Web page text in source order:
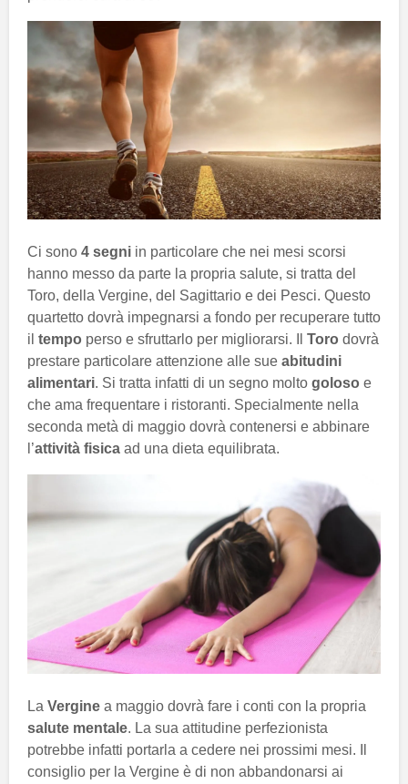
Ci sono 4 segni in particolare che nei mesi scorsi
hanno messo da parte la propria salute, si tratta del
Toro, della Vergine, del Sagittario e dei Pesci. Questo
quartetto dovrà impegnarsi a fondo per recuperare tutto
il tempo perso e sfruttarlo per migliorarsi. Il Toro dovrà
prestare particolare attenzione alle sue abitudini
alimentari. Si tratta infatti di un segno molto goloso e
che ama frequentare i ristoranti. Specialmente nella
seconda metà di maggio dovrà contenersi e abbinare
l’attività fisica ad una dieta equilibrata.
La Vergine a maggio dovrà fare i conti con la propria
salute mentale. La sua attitudine perfezionista
potrebbe infatti portarla a cedere nei prossimi mesi. Il
consiglio per la Vergine è di non abbandonarsi ai